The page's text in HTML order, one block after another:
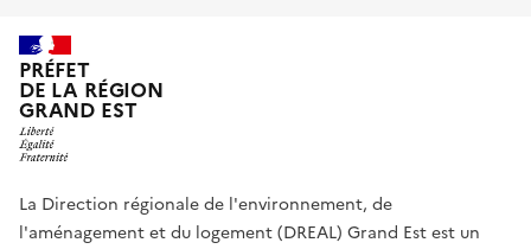
PRÉFET
DE LA RÉGION
GRAND EST
La Direction régionale de l'environnement, de
l'aménagement et du logement (DREAL) Grand Est est un